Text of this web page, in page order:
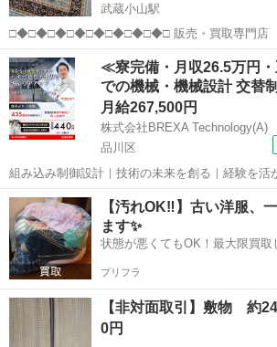
武蔵小山駅
□◆□◆□◆□◆□◆□◆□◆□◆□ 販売・買取専門店 リサイクルショッ
プ ランバールーム LUMBER ROOM 積み込み等で店頭に車停めれま東京 品川区 武蔵小山駅 カーペット/
≪寮完備・月収26.5万円
での機械・機械設計 交替制
月給267,500円
株式会社BREXA Technology(A)
品川区
組み込み制御設計｜技術の未来を創る｜経験を活
揮／盤石基盤で未来を築く 組み込み制御設計 搬送システムの組み込み
制御設計 給与 monthly267500円 経験者：月給
東京 品川区 その他
【汚れOK‼️】古い洋服、
ます✨
状態が悪くてもOK！最大限買取
プリフラ
【非対面取引】敷物 約
0円